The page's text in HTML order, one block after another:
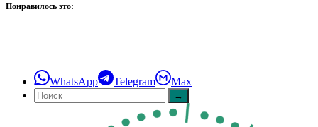
Понравилось это:
WhatsApp Telegram Max